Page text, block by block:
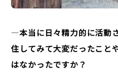
―本当に日々精力的に活動
住してみて大変だったこと
はなかったですか？